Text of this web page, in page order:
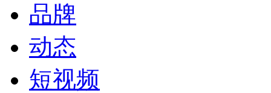
品牌
动态
短视频